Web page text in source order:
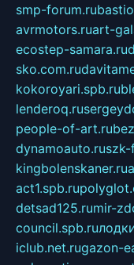
smp-forum.ru
avrmotors.ruart-
ecostep-samara.ru
sko.com.ru
kokoroyari.spb.ru
lenderoq.ru
people-of-art.ru
dynamoauto.ru
kingbolenskaner.ru
act1.spb.ru
detsad125.rumir-
council.spb.ru
iclub.net.rugazon-